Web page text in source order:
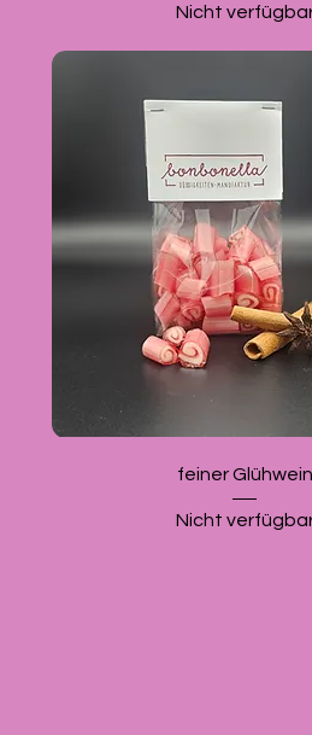
Nicht
feiner Glühwein
Nicht